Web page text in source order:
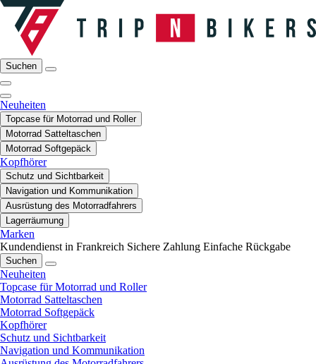
Suchen
Neuheiten
Topcase für Motorrad und Roller
Motorrad Satteltaschen
Motorrad Softgepäck
Kopfhörer
Schutz und Sichtbarkeit
Navigation und Kommunikation
Ausrüstung des Motorradfahrers
Lagerräumung
Marken
Kundendienst in Frankreich Sichere Zahlung Einfache Rückgabe
Suchen
Neuheiten
Topcase für Motorrad und Roller
Motorrad Satteltaschen
Motorrad Softgepäck
Kopfhörer
Schutz und Sichtbarkeit
Navigation und Kommunikation